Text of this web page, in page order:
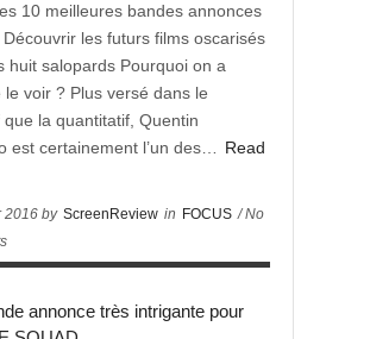
10 meilleures bandes annonces
les futurs films oscarisés
huit salopards Pourquoi on a
le voir ? Plus versé dans le
que la quantitatif, Quentin
est certainement l’un des…
Read
2016 by ScreenReview in FOCUS / No
annonce très intrigante pour